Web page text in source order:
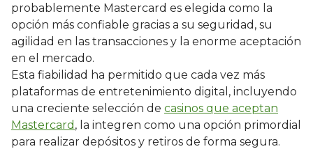
probablemente Mastercard es elegida como la
opción más confiable gracias a su seguridad, su
agilidad en las transacciones y la enorme aceptación
en el mercado.
Esta fiabilidad ha permitido que cada vez más
plataformas de entretenimiento digital, incluyendo
una creciente selección de casinos que aceptan
Mastercard , la integren como una opción primordial
para realizar depósitos y retiros de forma segura.